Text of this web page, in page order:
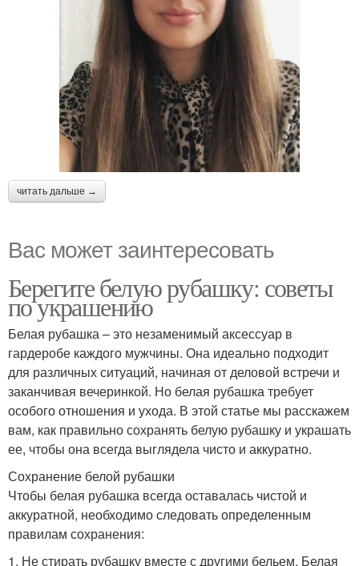
читать дальше →
Вас может заинтересовать
Берегите белую рубашку: советы
по украшению
Белая рубашка – это незаменимый аксессуар в
гардеробе каждого мужчины. Она идеально подходит
для различных ситуаций, начиная от деловой встречи и
заканчивая вечеринкой. Но белая рубашка требует
особого отношения и ухода. В этой статье мы расскажем
вам, как правильно сохранять белую рубашку и украшать
ее, чтобы она всегда выглядела чисто и аккуратно.
Сохранение белой рубашки
Чтобы белая рубашка всегда оставалась чистой и
аккуратной, необходимо следовать определенным
правилам сохранения:
1. Не стирать рубашку вместе с другими бельем. Белая